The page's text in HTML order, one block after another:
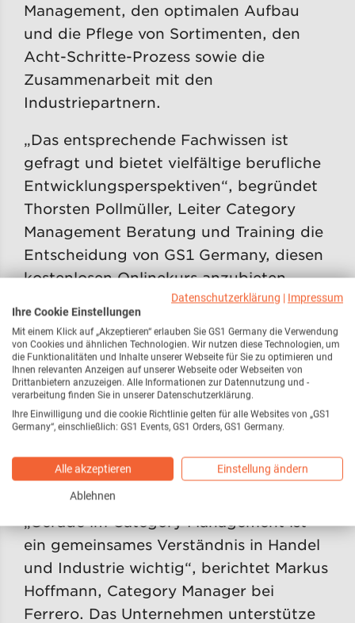
Management, den optimalen Aufbau
und die Pflege von Sortimenten, den
Acht-Schritte-Prozess sowie die
Zusammenarbeit mit den
Industriepartnern.
„Das entsprechende Fachwissen ist
gefragt und bietet vielfältige berufliche
Entwicklungsperspektiven“, begründet
Thorsten Pollmüller, Leiter Category
Management Beratung und Training die
Entscheidung von GS1 Germany, diesen
kostenlosen Onlinekurs anzubieten.
Bislang seien jedoch nur wenige
Mitarbeiter im Einzelhandel ausreichend
über Ziele und Hintergründe von
Category Management informiert. Das
belege auch eine im Oktober 2012
veröffentlichte Studie von GS1 Germany
in Kooperation mit LZ direkt. Die neuen
E-Learning-Module sollen hier Abhilfe
schaffen.
„Gerade im Category Management ist
ein gemeinsames Verständnis in Handel
und Industrie wichtig“, berichtet Markus
Hoffmann, Category Manager bei
Ferrero. Das Unternehmen unterstütze
Datenschutzerklärung | Impressum
Ihre Cookie Einstellungen
Mit einem Klick auf „Akzeptieren“ erlauben Sie GS1 Germany die Verwendung
von Cookies und ähnlichen Technologien. Wir nutzen diese Technologien, um
die Funktionalitäten und Inhalte unserer Webseite für Sie zu optimieren und
Ihnen relevanten Anzeigen auf unserer Webseite oder Webseiten von
Drittanbietern anzuzeigen. Alle Informationen zur Datennutzung und -
verarbeitung finden Sie in unserer Datenschutzerklärung.
Ihre Einwilligung und die cookie Richtlinie gelten für alle Websites von „GS1
Germany“, einschließlich: GS1 Events, GS1 Orders, GS1 Germany.
Alle akzeptieren Einstellung ändern
Ablehnen